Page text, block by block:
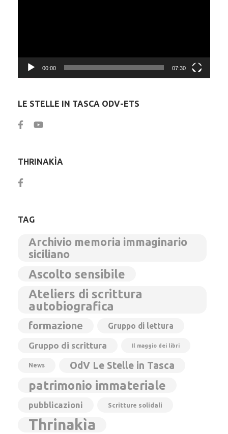
00:00 07:30
LE STELLE IN TASCA ODV-ETS
THRINAKÌA
TAG
Archivio memoria immaginario
siciliano
Ascolto sensibile
Ateliers di scrittura
autobiografica
formazione Gruppo di lettura
Gruppo di scrittura Il maggio dei libri
News OdV Le Stelle in Tasca
patrimonio immateriale
pubblicazioni Scritture solidali
Thrinakìa